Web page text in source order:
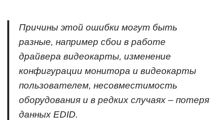
Причины этой ошибки могут быть
разные, например сбои в работе
драйвера видеокарты, изменение
конфигурации монитора и видеокарты
пользователем, несовместимость
оборудования и в редких случаях – потеря
данных EDID.